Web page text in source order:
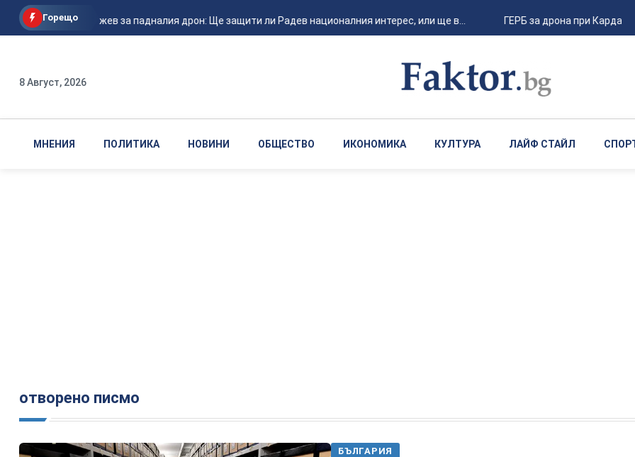
Горещо
Христо Гаджев за падналия дрон: Ще защити ли Радев националния интерес, или ще в... ГЕРБ за дрона при Кардам:
8 Август, 2026
МНЕНИЯ ПОЛИТИКА НОВИНИ ОБЩЕСТВО ИКОНОМИКА КУЛТУРА ЛАЙФ СТАЙЛ
отворено писмо
БЪЛГАРИЯ